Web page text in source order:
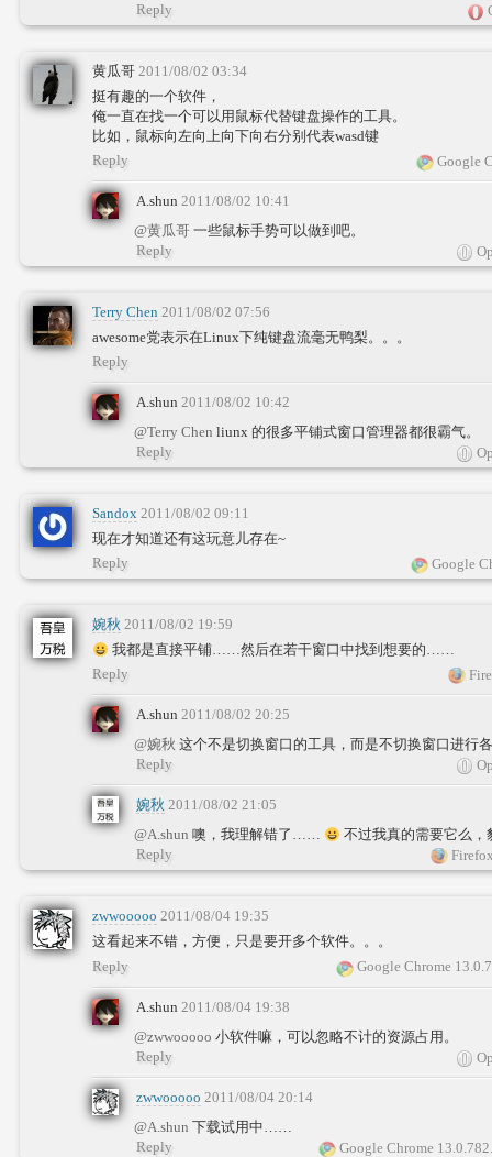
Reply
黄瓜哥 2011/08/02 03:34
挺有趣的一个软件，
俺一直在找一个可以用鼠标代替键盘操作的工具。
比如，鼠标向左向上向下向右分别代表wasd键
Google
Reply
A.shun 2011/08/02 10:41
@黄瓜哥 一些鼠标手势可以做到吧。
Reply
Terry Chen 2011/08/02 07:56
awesome党表示在Linux下纯键盘流毫无鸭梨。。。
Reply
A.shun 2011/08/02 10:42
@Terry Chen liunx 的很多平铺式窗口管理器都很霸气。
Reply
Sandox 2011/08/02 09:11
现在才知道还有这玩意儿存在~
Google
Reply
婉秋 2011/08/02 19:59
我都是直接平铺……然后在若干窗口中找到想要的……
Reply
A.shun 2011/08/02 20:25
@婉秋 这个不是切换窗口的工具，而是不切换窗口进行
Reply
婉秋 2011/08/02 21:05
@A.shun 噢，我理解错了……
不过我真的需要它么
Reply
zwwooooo 2011/08/04 19:35
这看起来不错，方便，只是要开多个软件。。。
Google Chrome
Reply
A.shun 2011/08/04 19:38
@zwwooooo 小软件嘛，可以忽略不计的资源占用。
Reply
zwwooooo 2011/08/04 20:14
@A.shun 下载试用中……
Google Chrome
Reply